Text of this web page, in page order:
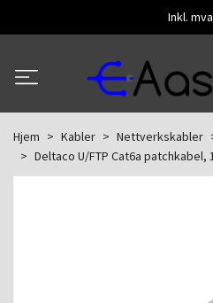
Inkl. mva
Hjem Kabler Nettverkskabler
Deltaco U/FTP Cat6a patchkabel,